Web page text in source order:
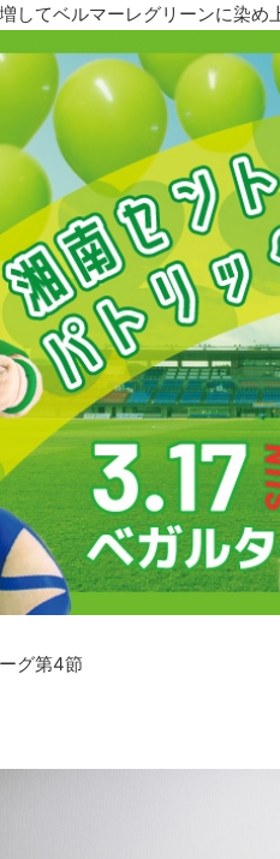
してベルマーレグリーンに染め
グ第4節